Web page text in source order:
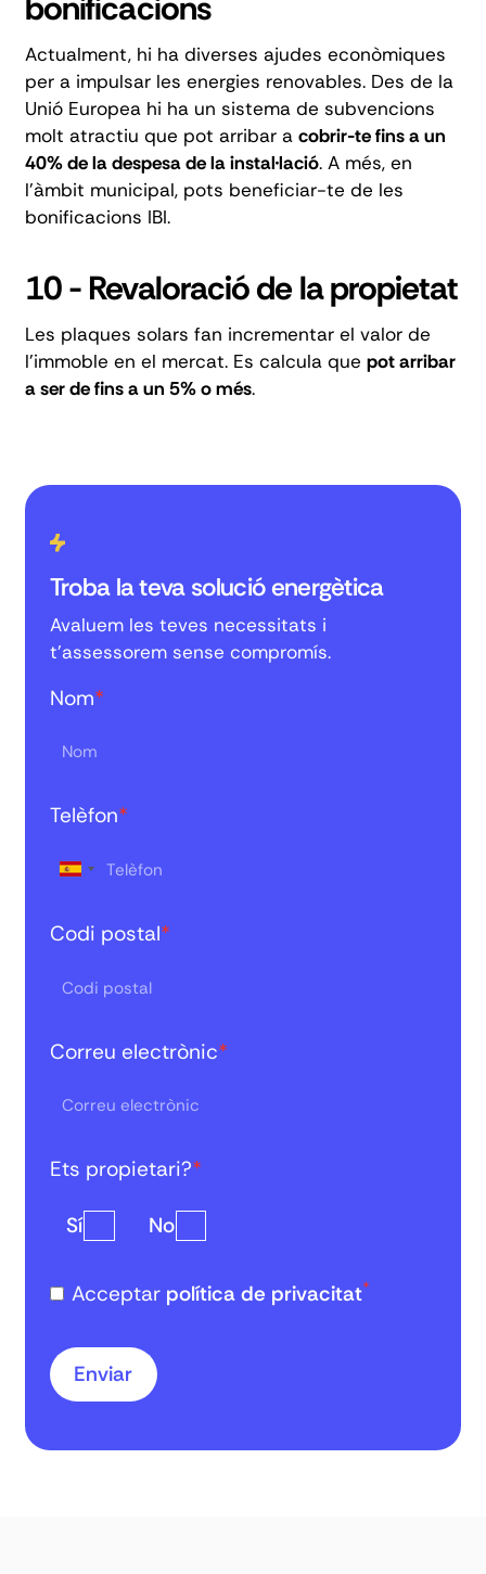
Actualment, hi ha diverses ajudes econòmiques
per a impulsar les energies renovables. Des de la
Unió Europea hi ha un sistema de subvencions
molt atractiu que pot arribar a cobrir-te fins a un
40% de la despesa de la instal·lació. A més, en
l'àmbit municipal, pots beneficiar-te de les
bonificacions IBI.
10 - Revaloració de la propietat
Les plaques solars fan incrementar el valor de
l'immoble en el mercat. Es calcula que pot arribar
a ser de fins a un 5% o més.
Troba la teva solució energètica
Avaluem les teves necessitats i
t'assessorem sense compromís.
Nom*
Telèfon*
Codi postal*
Correu electrònic*
Ets propietari?*
Sí No
Acceptar política de privacitat*